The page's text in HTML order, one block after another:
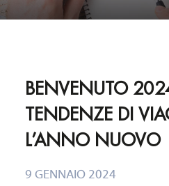
BENVENUTO
TENDENZE DI
L’ANNO NUOVO
9 GENNAIO 2024